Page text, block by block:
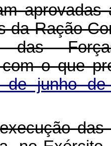
aprovadas
da Ração
das
com o que
junho de
das